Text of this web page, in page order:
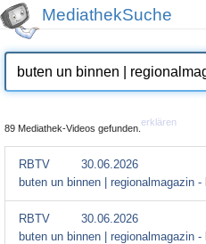
MediathekSuche
89 Mediathek-Videos gefunden.
erklären
RBTV
30.06.2026
buten un binnen | regionalmagazin -
RBTV
30.06.2026
buten un binnen | regionalmagazin -